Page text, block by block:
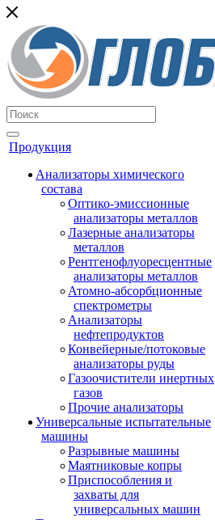
Продукция
Анализаторы химического
состава
Оптико-эмиссионные
анализаторы металлов
Лазерные анализаторы
металлов
Рентгенофлуоресцентные
анализаторы металлов
Атомно-абсорбционные
спектрометры
Анализаторы
нефтепродуктов
Конвейерные/потоковые
анализаторы руды
Газоочистители инертных
газов
Прочие анализаторы
Универсальные испытательные
машины
Разрывные машины
Маятниковые копры
Приспособления и
захваты для
универсальных машин